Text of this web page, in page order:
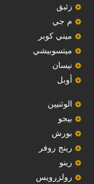
‏زئبق‏
م جي
ميني كوبر
ميتسوبيشي
نيسان
أوبل
‏الوثنيين‏
بيجو
بورش
رينج روفر
رينو
رولزرويس